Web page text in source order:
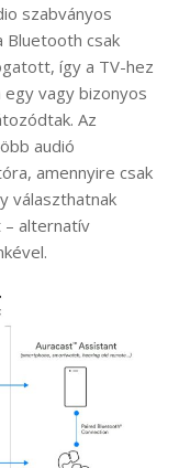
szabványos
Bluetooth csak
így a TV-hez
vagy bizonyos
Az
audió
amennyire csak
választhatnak
– alternatív